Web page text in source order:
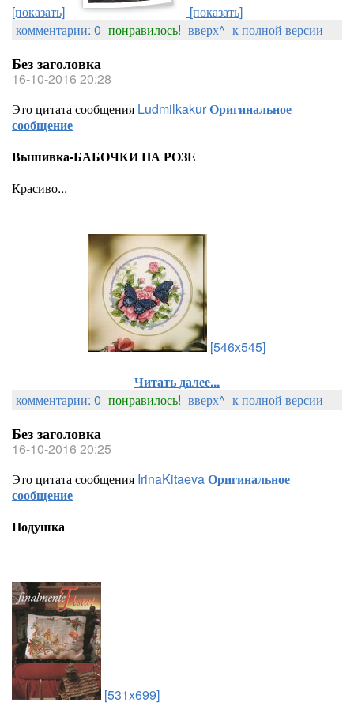
[показать]
[показать]
комментарии: 0 понравилось! вверх^ к полной версии
Без заголовка
16-10-2016 20:28
Это цитата сообщения LudmilkakurОригинальное
сообщение
Вышивка-БАБОЧКИ НА РОЗЕ
Красиво...
[546x545]
Читать далее...
комментарии: 0 понравилось! вверх^ к полной версии
Без заголовка
16-10-2016 20:25
Это цитата сообщения IrinaKitaevaОригинальное
сообщение
Подушка
[531x699]